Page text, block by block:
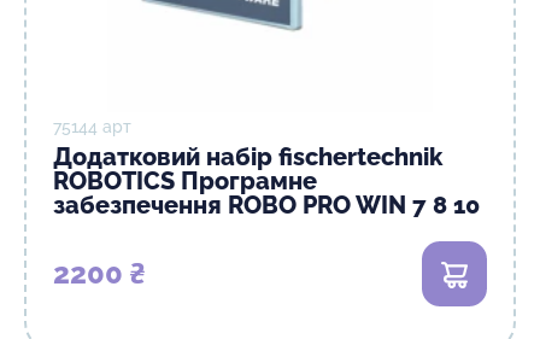
75144 арт
Додатковий набір fisсhertechnik
ROBOTICS Програмне
забезпечення ROBO PRO WIN 7 8 10
2200 ₴